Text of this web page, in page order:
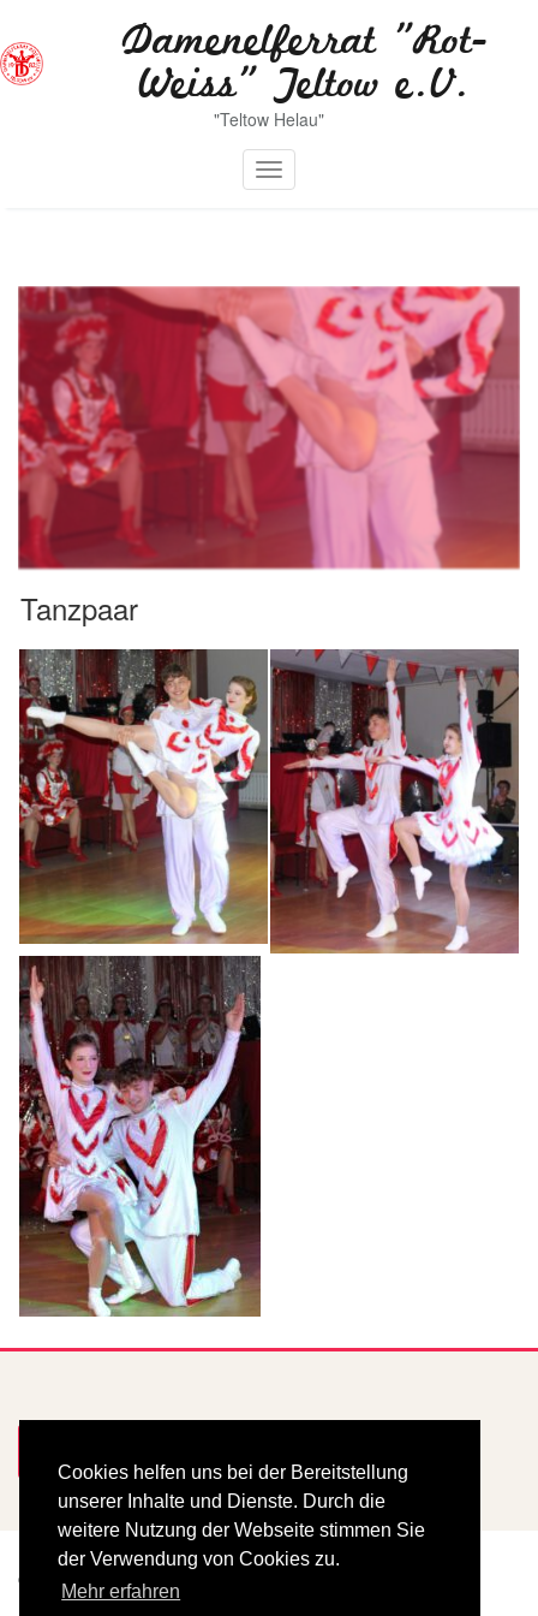
Cookies helfen uns bei der Bereitstellung
unserer Inhalte und Dienste. Durch die
weitere Nutzung der Webseite stimmen Sie
der Verwendung von Cookies zu.
Mehr erfahren
Inhalt
springen
Damenelferrat "Rot-
Weiss" Teltow e.V.
"Teltow Helau"
Toggle navigation
Tanzpaar
© Copyright 2025